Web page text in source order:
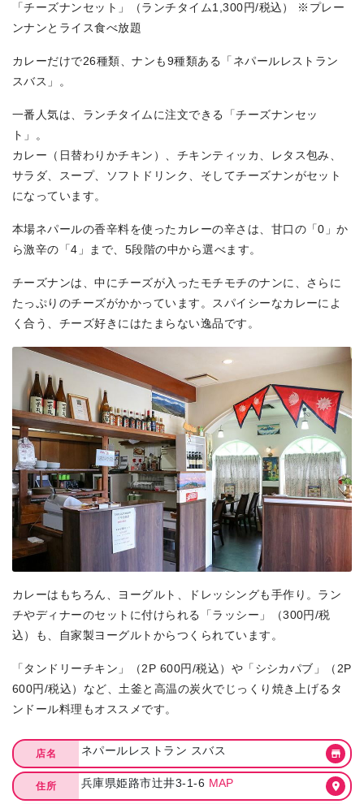
「チーズナンセット」（ランチタイム1,300円/税込） ※プレー
ンナンとライス食べ放題
カレーだけで26種類、ナンも9種類ある「ネパールレストラン
スバス」。
一番人気は、ランチタイムに注文できる「チーズナンセッ
ト」。
カレー（日替わりかチキン）、チキンティッカ、レタス包み、
サラダ、スープ、ソフトドリンク、そしてチーズナンがセット
になっています。
本場ネパールの香辛料を使ったカレーの辛さは、甘口の「0」か
ら激辛の「4」まで、5段階の中から選べます。
チーズナンは、中にチーズが入ったモチモチのナンに、さらに
たっぷりのチーズがかかっています。スパイシーなカレーによ
く合う、チーズ好きにはたまらない逸品です。
カレーはもちろん、ヨーグルト、ドレッシングも手作り。ラン
チやディナーのセットに付けられる「ラッシー」（300円/税
込）も、自家製ヨーグルトからつくられています。
「タンドリーチキン」（2P 600円/税込）や「シシカパブ」（2P
600円/税込）など、土釜と高温の炭火でじっくり焼き上げるタ
ンドール料理もオススメです。
店名 ネパールレストラン スバス
住所 兵庫県姫路市辻井3-1-6 MAP